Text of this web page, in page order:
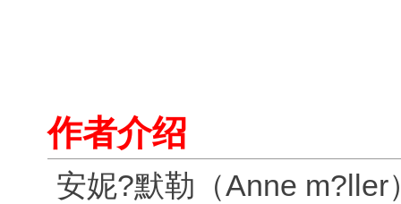
作者介绍
安妮?默勒（Anne